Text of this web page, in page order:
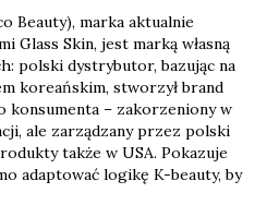
Beauty), marka aktualnie
Glass Skin, jest marką własną
polski dystrybutor, bazując na
koreańskim, stworzył brand
– zakorzeniony w
ale zarządzany przez polski
także w USA. Pokazuje
adaptować logikę K-beauty, by